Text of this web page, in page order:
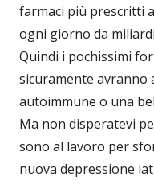
farmaci più prescritti
ogni giorno da
Quindi i pochissimi
sicuramente avranno
autoimmune o una
Ma non disperatevi
sono al lavoro per
nuova depressione